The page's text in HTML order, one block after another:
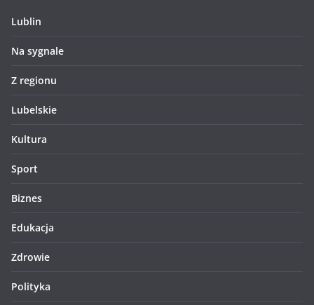
Lublin
Na sygnale
Z regionu
Lubelskie
Kultura
Sport
Biznes
Edukacja
Zdrowie
Polityka